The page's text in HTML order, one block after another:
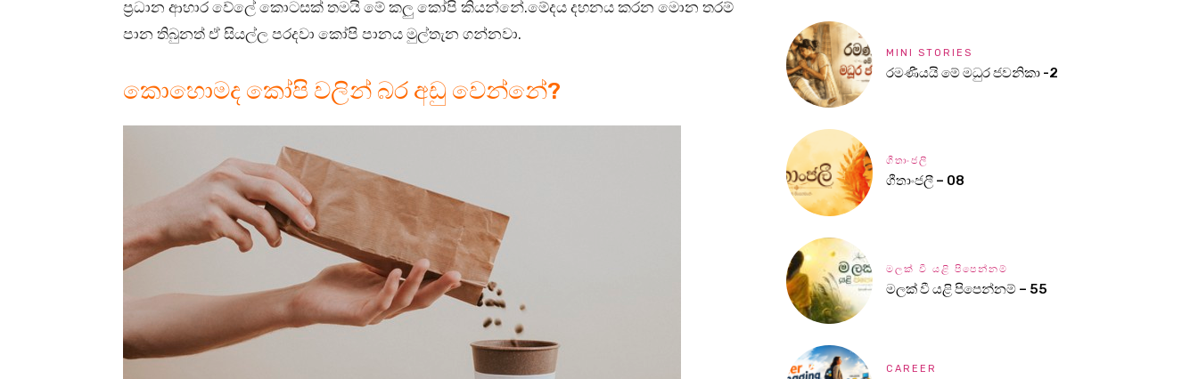
ප්‍රධාන ආහාර වේලේ කොටසක් තමයි මේ කලු කෝපි කියන්නේ.මේදය දහනය කරන මොන තරම්
පාන තිබුනත් ඒ සියල්ල පරදවා කෝපි පානය මුල්තැන ගන්නවා.
කොහොමද කෝපි වලින් බර අඩු වෙන්නේ?
MINI STORIES
රමණීයයි මේ මධුර ජවනිකා -2
ගීතාංජලී
ගීතාංජලී – 08
මලක් වී යළි පිපෙන්නම්
මලක් වී යළි පිපෙන්නම් – 55
CAREER